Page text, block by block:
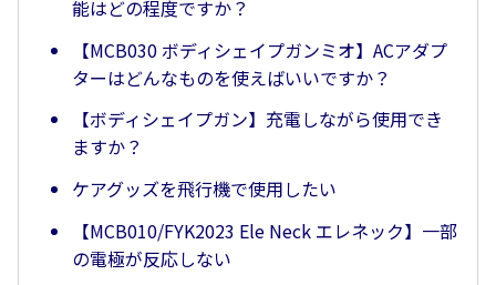
能はどの程度ですか？
【MCB030 ボディシェイプガンミオ】ACアダプ
ターはどんなものを使えばいいですか？
【ボディシェイプガン】充電しながら使用でき
ますか？
ケアグッズを飛行機で使用したい
【MCB010/FYK2023 Ele Neck エレネック】一部
の電極が反応しない